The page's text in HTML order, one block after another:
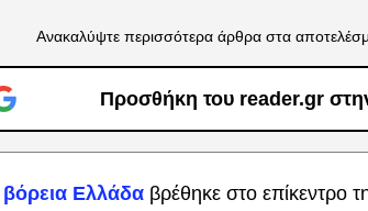
Ανακαλύψτε περισσότερα άρθρα στα
Προσθήκη του reader.gr
βόρεια Ελλάδα βρέθηκε στο επίκεντρο